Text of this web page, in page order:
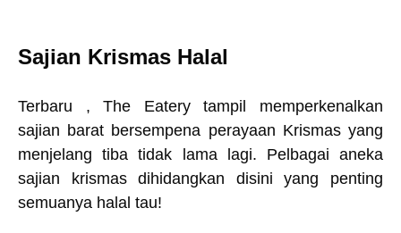
Sajian Krismas Halal
Terbaru , The Eatery tampil memperkenalkan
sajian barat bersempena perayaan Krismas yang
menjelang tiba tidak lama lagi. Pelbagai aneka
sajian krismas dihidangkan disini yang penting
semuanya halal tau!